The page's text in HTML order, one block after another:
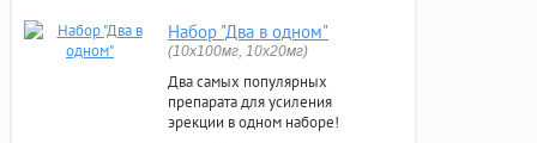
Набор "Два в одном"
(10x100мг, 10x20мг)
Два самых популярных
препарата для усиления
эрекции в одном наборе!